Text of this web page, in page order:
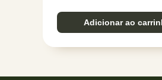
Adicionar ao